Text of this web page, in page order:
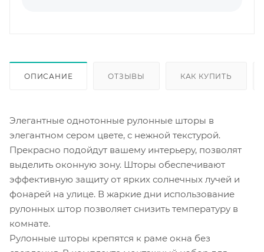
ОПИСАНИЕ ОТЗЫВЫ КАК КУПИТЬ
Элегантные однотонные рулонные шторы в
элегантном сером цвете, с нежной текстурой.
Прекрасно подойдут вашему интерьеру, позволят
выделить оконную зону. Шторы обеспечивают
эффективную защиту от ярких солнечных лучей и
фонарей на улице. В жаркие дни использование
рулонных штор позволяет снизить температуру в
комнате.
Рулонные шторы крепятся к раме окна без